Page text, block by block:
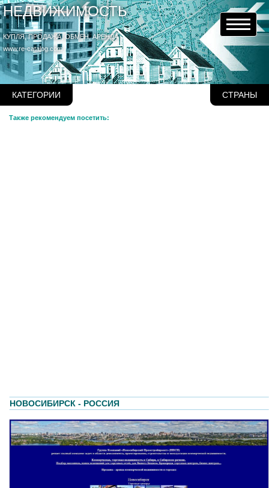
НЕДВИЖИМОСТЬ
КУПЛЯ, ПРОДАЖА, ОБМЕН, АРЕНДА
www.re-catalog.com
КАТЕГОРИИ СТРАНЫ
Также рекомендуем посетить:
НОВОСИБИРСК - РОССИЯ